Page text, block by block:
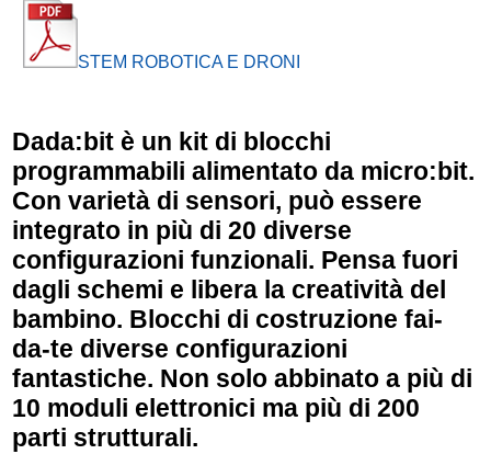
STEM ROBOTICA E DRONI
Dada:bit è un kit di blocchi
programmabili alimentato da micro:bit.
Con varietà di sensori, può essere
integrato in più di 20 diverse
configurazioni funzionali. Pensa fuori
dagli schemi e libera la creatività del
bambino. Blocchi di costruzione fai-
da-te diverse configurazioni
fantastiche. Non solo abbinato a più di
10 moduli elettronici ma più di 200
parti strutturali.